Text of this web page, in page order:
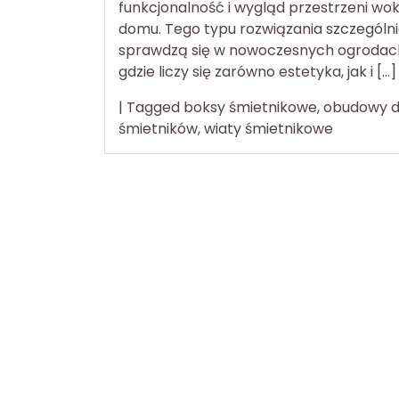
funkcjonalność i wygląd przestrzeni
domu. Tego typu rozwiązania
sprawdzą się w nowoczesnych
gdzie liczy się zarówno estetyka, jak i […]
| Tagged boksy śmietnikowe,obudowy
śmietników,wiaty śmietnikowe